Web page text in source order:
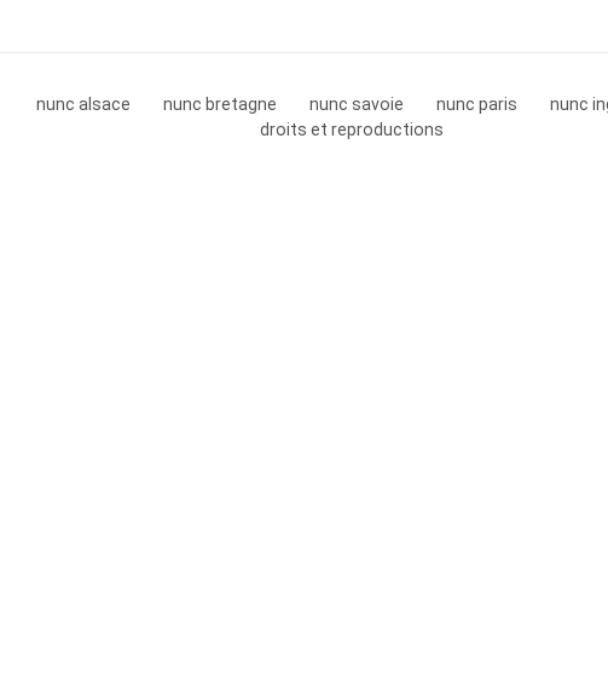
nunc alsace nunc bretagne nunc savoie nunc paris
nunc
droits et reproductions